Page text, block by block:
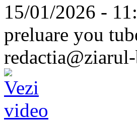
15/01/2026 -
preluare you